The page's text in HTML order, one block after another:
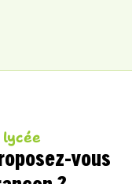
vous